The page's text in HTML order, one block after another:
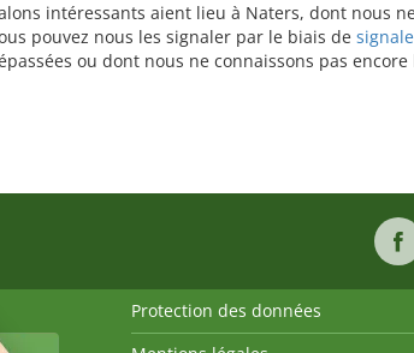
intéressants aient lieu à Naters, dont nous
pouvez nous les signaler par le biais de
ou dont nous ne connaissons pas
Protection des données